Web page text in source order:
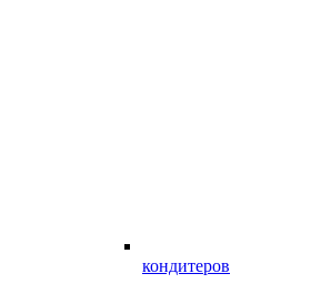
кондитеров